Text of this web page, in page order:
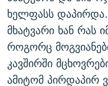
ხელფასს დაპირდა.
მხატვარი ხან რას
როგორც
კავშირში
ამიტომ პირდაპირ